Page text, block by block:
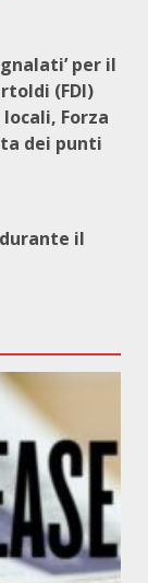
per il
(FDI)
Forza
dei punti
il